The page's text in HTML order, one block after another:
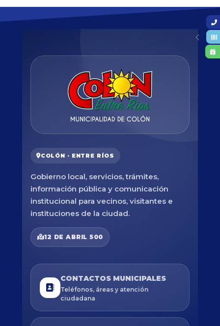
COLÓN · ENTRE RÍOS
Gobierno local, servicios, trámites,
información pública y comunicación
institucional para vecinos, visitantes e
instituciones de la ciudad.
12 DE ABRIL 500
CONTACTOS MUNICIPALES
Teléfonos, áreas y atención
ciudadana